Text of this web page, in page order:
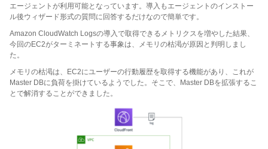
エージェントが利用可能となっています。導入もエージェントのインストー
ル後ウィザード形式の質問に回答するだけなので簡単です。
Amazon CloudWatch Logsの導入で取得できるメトリクスを増やした結果、
今回のEC2がターミネートする事象は、メモリの枯渇が原因と判明しまし
た。
メモリの枯渇は、EC2にユーザーの行動履歴を取得する機能があり、これが
Master DBに負荷を掛けているようでした。そこで、Master DBを拡張するこ
とで解消することができました。